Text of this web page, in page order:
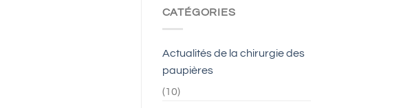
CATÉGORIES
Actualités de la chirurgie des
paupières
(10)